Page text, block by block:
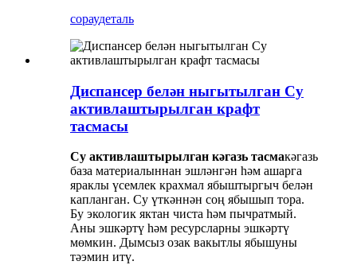
сораудеталь
Диспансер белән ныгытылган Су
активлаштырылган крафт
тасмасы
Су активлаштырылган кәгазь тасмакәгазь
база материалыннан эшләнгән һәм ашарга
яраклы үсемлек крахмал ябыштыргыч белән
капланган. Су үткәннән соң ябышып тора.
Бу экологик яктан чиста һәм пычратмый.
Аны эшкәртү һәм ресурсларны эшкәртү
мөмкин. Дымсыз озак вакытлы ябышуны
тәэмин итү.